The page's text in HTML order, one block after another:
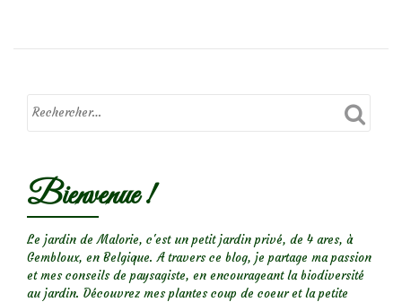
est-
dangereux
Bienvenue !
Le jardin de Malorie, c'est un petit jardin privé, de 4 ares, à
Gembloux, en Belgique. A travers ce blog, je partage ma passion
et mes conseils de paysagiste, en encourageant la biodiversité
au jardin. Découvrez mes plantes coup de coeur et la petite